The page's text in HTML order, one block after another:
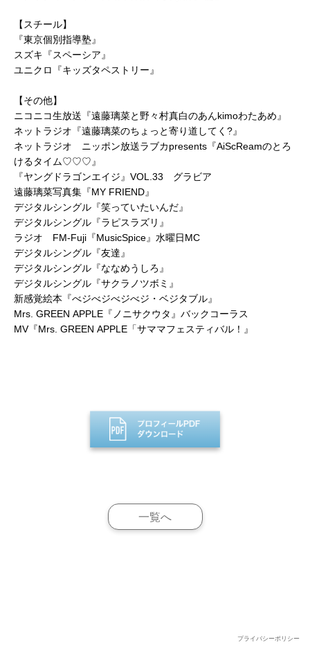
【スチール】
『東京個別指導塾』
スズキ『スペーシア』
ユニクロ『キッズタペストリー』
【その他】
ニコニコ生放送『遠藤璃菜と野々村真白のあんkimoわたあめ』
ネットラジオ『遠藤璃菜のちょっと寄り道してく?』
ネットラジオ ニッポン放送ラブカpresents『AiScReamのとろ
けるタイム♡♡♡』
『ヤングドラゴンエイジ』VOL.33 グラビア
遠藤璃菜写真集『MY FRIEND』
デジタルシングル『笑っていたいんだ』
デジタルシングル『ラピスラズリ』
ラジオ FM-Fuji『MusicSpice』水曜日MC
デジタルシングル『友達』
デジタルシングル『ななめうしろ』
デジタルシングル『サクラノツボミ』
新感覚絵本『べジべジべジべジ・ベジタブル』
Mrs. GREEN APPLE『ノニサクウタ』バックコーラス
MV『Mrs. GREEN APPLE「サママフェスティバル！』
一覧へ
プライバシーポリシー